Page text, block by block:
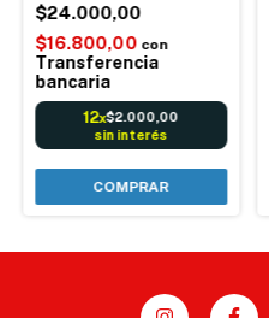
Pb211/210 Córdoba
Envíos Office
$24.000,00
$16.800,00 con
Transferencia
bancaria
12x$2.000,00
sin interés